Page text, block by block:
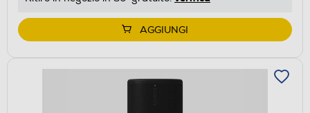
AGGIUNGI